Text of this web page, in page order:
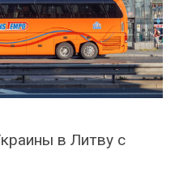
в Литву с